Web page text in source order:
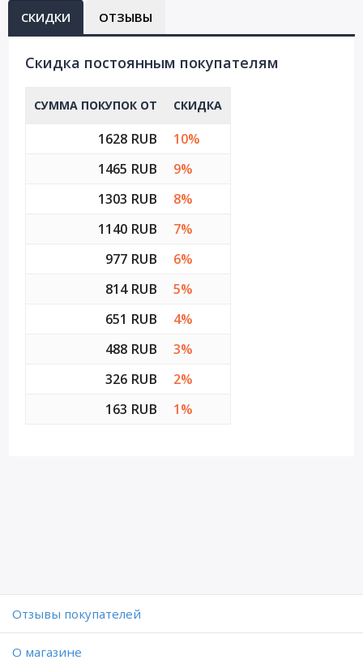
СКИДКИ ОТЗЫВЫ
Cкидка постоянным покупателям
СУММА ПОКУПОК ОТ СКИДКА
1628 RUB
10%
1465 RUB
9%
1303 RUB
8%
1140 RUB
7%
977 RUB
6%
814 RUB
5%
651 RUB
4%
488 RUB
3%
326 RUB
2%
163 RUB
1%
Отзывы покупателей
O магазине